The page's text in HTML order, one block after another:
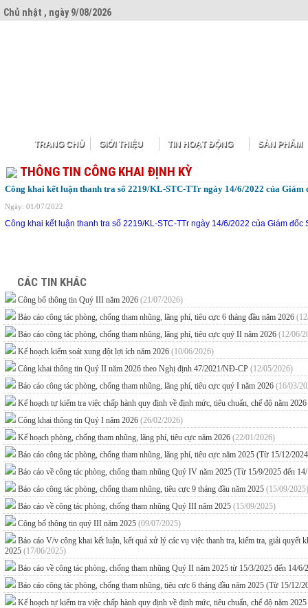
Chủ nhật , ngày 9/08/2026
TRANG CHỦ GIỚI THIỆU TIN HOẠT ĐỘNG SẢN PHẨM
THÔNG TIN CÔNG KHAI ĐỊNH KỲ
Công khai kết luận thanh tra số 2219/KL-STC-TTr ngày 14/6/2022 của Giám
Ngày: 01/07/2022
Công khai kết luận thanh tra số 2219/KL-STC-TTr ngày 14/6/2022 của Giám đốc
CÁC TIN KHÁC
Công bố thông tin Quý III năm 2026 (21/07/2026)
Báo cáo công tác phòng, chống tham nhũng, lãng phí, tiêu cực 6 tháng đầu năm 2026
Báo cáo công tác phòng, chống tham nhũng, lãng phí, tiêu cực quý II năm 2026 (12/06/
Kế hoạch kiểm soát xung đột lợi ích năm 2026 (10/06/2026)
Công khai thông tin Quý II năm 2026 theo Nghị định 47/2021/NĐ-CP (12/05/2026)
Báo cáo công tác phòng, chống tham nhũng, lãng phí, tiêu cực quý I năm 2026 (16/03/
Kế hoạch tự kiểm tra việc chấp hành quy định về định mức, tiêu chuẩn, chế độ năm 2026
Công khai thông tin Quý I năm 2026 (26/02/2026)
Kế hoạch phòng, chống tham nhũng, lãng phí, tiêu cực năm 2026 (22/01/2026)
Báo cáo công tác phòng, chống tham nhũng, lãng phí, tiêu cực năm 2025 (Từ 15/12/
Báo cáo về công tác phòng, chống tham nhũng Quý IV năm 2025 (Từ 15/9/2025 đến
Báo cáo công tác phòng, chống tham nhũng, tiêu cực 9 tháng đầu năm 2025 (15/09/2025)
Báo cáo về công tác phòng, chống tham nhũng Quý III năm 2025 (15/09/2025)
Công bố thông tin quý III năm 2025 (09/07/2025)
Báo cáo V/v công khai kết luận, kết quả xử lý các vụ việc thanh tra, kiểm tra, giải
2025 (17/06/2025)
Báo cáo về công tác phòng, chống tham nhũng Quý II năm 2025 từ 15/3/2025 đến 14/
Báo cáo công tác phòng, chống tham nhũng, tiêu cực 6 tháng đầu năm 2025 (Từ 15/12/
Kế hoạch tự kiểm tra việc chấp hành quy định về định mức, tiêu chuẩn, chế độ năm 2025